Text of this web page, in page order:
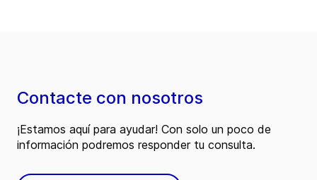
Contacte con nosotros
¡Estamos aquí para ayudar! Con solo un poco de
información podremos responder tu consulta.